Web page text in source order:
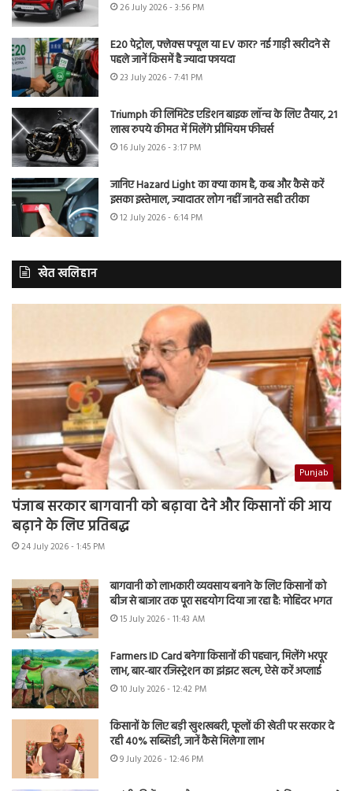
26 July 2026 - 3:56 PM
E20 पेट्रोल, फ्लेक्स फ्यूल या EV कार? नई गाड़ी खरीदने से
पहले जानें किसमें है ज्यादा फायदा
23 July 2026 - 7:41 PM
Triumph की लिमिटेड एडिशन बाइक लॉन्च के लिए तैयार, 21
लाख रुपये कीमत में मिलेंगे प्रीमियम फीचर्स
16 July 2026 - 3:17 PM
जानिए Hazard Light का क्या काम है, कब और कैसे करें
इसका इस्तेमाल, ज्यादातर लोग नहीं जानते सही तरीका
12 July 2026 - 6:14 PM
खेत खलिहान
Punjab
पंजाब सरकार बागवानी को बढ़ावा देने और किसानों की आय
बढ़ाने के लिए प्रतिबद्ध
24 July 2026 - 1:45 PM
बागवानी को लाभकारी व्यवसाय बनाने के लिए किसानों को
बीज से बाजार तक पूरा सहयोग दिया जा रहा है: मोहिंदर भगत
15 July 2026 - 11:43 AM
Farmers ID Card बनेगा किसानों की पहचान, मिलेंगे भरपूर
लाभ, बार-बार रजिस्ट्रेशन का झंझट खत्म, ऐसे करें अप्लाई
10 July 2026 - 12:42 PM
किसानों के लिए बड़ी खुशखबरी, फूलों की खेती पर सरकार दे
रही 40% सब्सिडी, जानें कैसे मिलेगा लाभ
9 July 2026 - 12:46 PM